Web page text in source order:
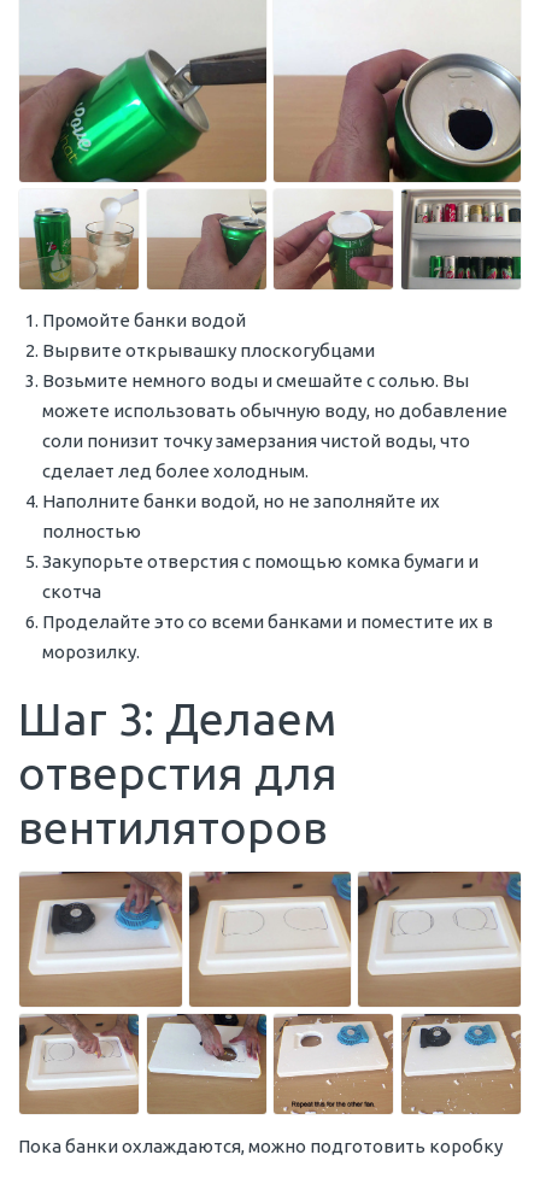
Промойте банки водой
Вырвите открывашку плоскогубцами
Возьмите немного воды и смешайте с солью. Вы
можете использовать обычную воду, но добавление
соли понизит точку замерзания чистой воды, что
сделает лед более холодным.
Наполните банки водой, но не заполняйте их
полностью
Закупорьте отверстия с помощью комка бумаги и
скотча
Проделайте это со всеми банками и поместите их в
морозилку.
Шаг 3: Делаем
отверстия для
вентиляторов
Пока банки охлаждаются, можно подготовить коробку